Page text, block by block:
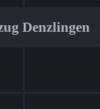
Denzlingen